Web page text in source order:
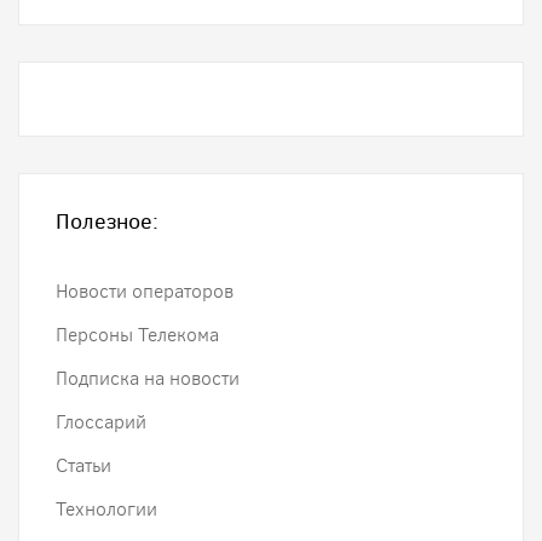
Полезное:
Новости операторов
Персоны Телекома
Подписка на новости
Глоссарий
Статьи
Технологии